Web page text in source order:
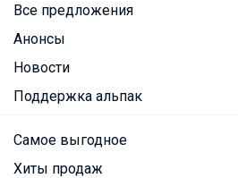
Все предложения
Анонсы
Новости
Поддержка альпак
Самое выгодное
Хиты продаж